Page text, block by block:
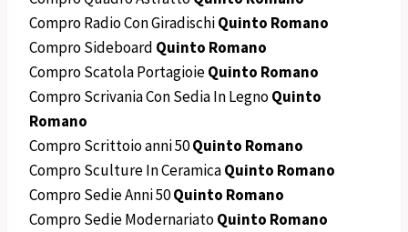
Compro Radio Con GiradischiQuinto Romano
Compro Sideboard Quinto Romano
Compro Scatola PortagioieQuinto Romano
Compro Scrivania Con Sedia In LegnoQuinto
Romano
Compro Scrittoio anni 50Quinto Romano
Compro Sculture In CeramicaQuinto Romano
Compro Sedie Anni 50Quinto Romano
Compro Sedie ModernariatoQuinto Romano